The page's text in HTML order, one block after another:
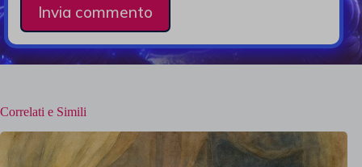
Invia commento
Correlati e Simili